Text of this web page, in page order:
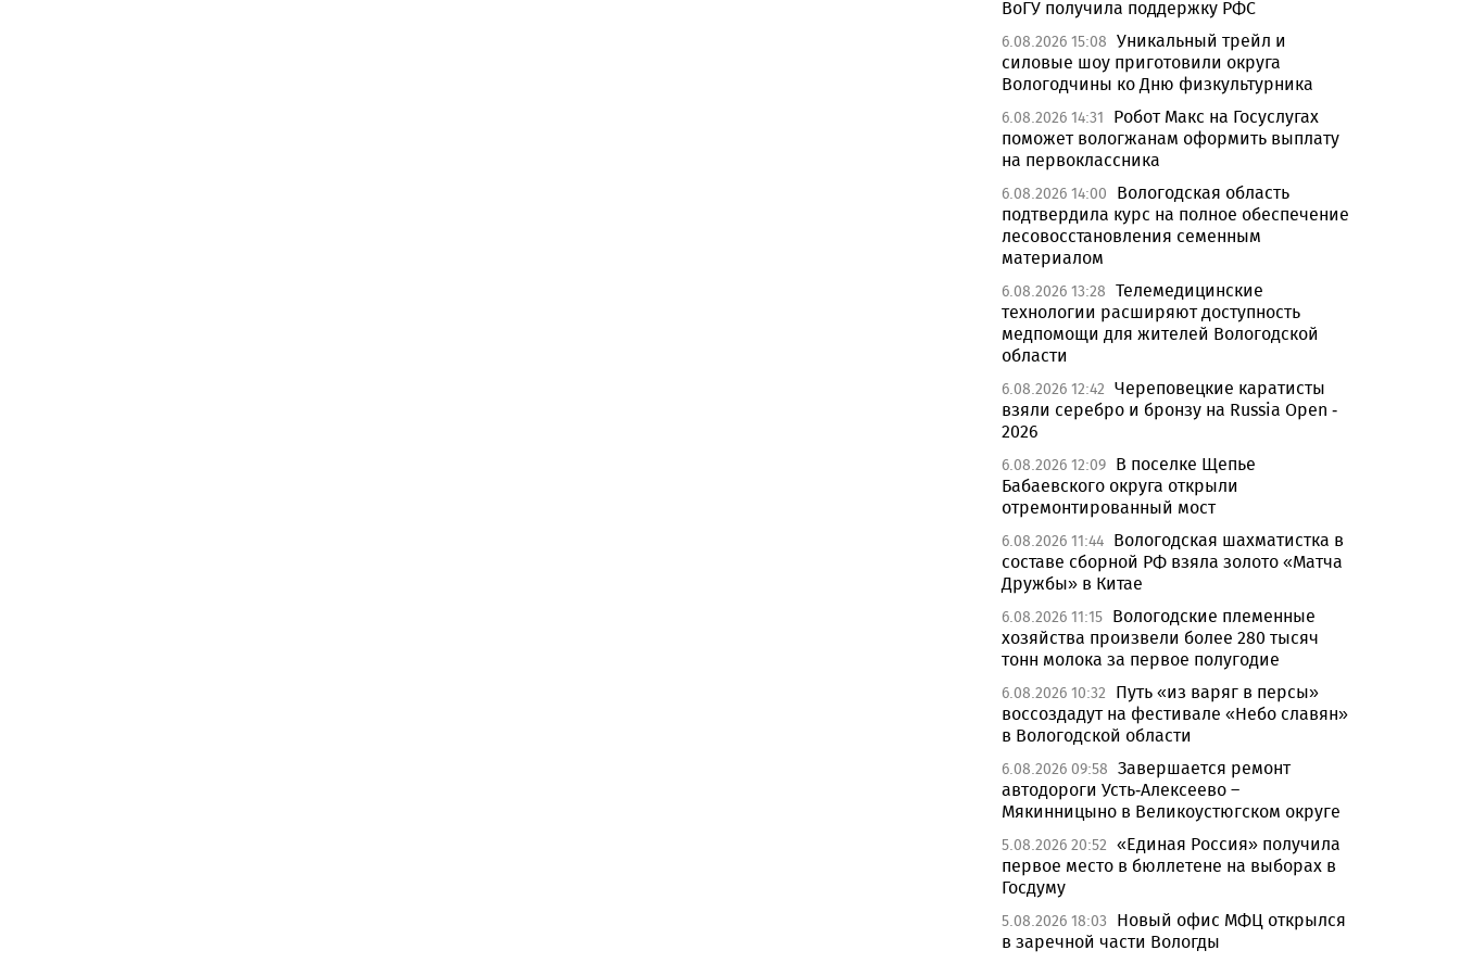
ВоГУ получила поддержку РФС
6.08.2026 15:08 Уникальный трейл и
силовые шоу приготовили округа
Вологодчины ко Дню физкультурника
6.08.2026 14:31
Робот Макс на Госуслугах
поможет вологжанам оформить выплату
на первоклассника
6.08.2026 14:00
Вологодская область
подтвердила курс на полное обеспечение
лесовосстановления семенным
материалом
6.08.2026 13:28 Телемедицинские
технологии расширяют доступность
медпомощи для жителей Вологодской
области
6.08.2026 12:42 Череповецкие каратисты
взяли серебро и бронзу на Russia Open -
2026
6.08.2026 12:09 В поселке Щепье
Бабаевского округа открыли
отремонтированный мост
6.08.2026 11:44 Вологодская шахматистка в
составе сборной РФ взяла золото «Матча
Дружбы» в Китае
6.08.2026 11:15 Вологодские племенные
хозяйства произвели более 280 тысяч
тонн молока за первое полугодие
6.08.2026 10:32
Путь «из варяг в персы»
воссоздадут на фестивале «Небо славян»
в Вологодской области
6.08.2026 09:58 Завершается ремонт
автодороги Усть-Алексеево –
Мякинницыно в Великоустюгском округе
5.08.2026 20:52 «Единая Россия» получила
первое место в бюллетене на выборах в
Госдуму
5.08.2026 18:03
Новый офис МФЦ открылся
в заречной части Вологды